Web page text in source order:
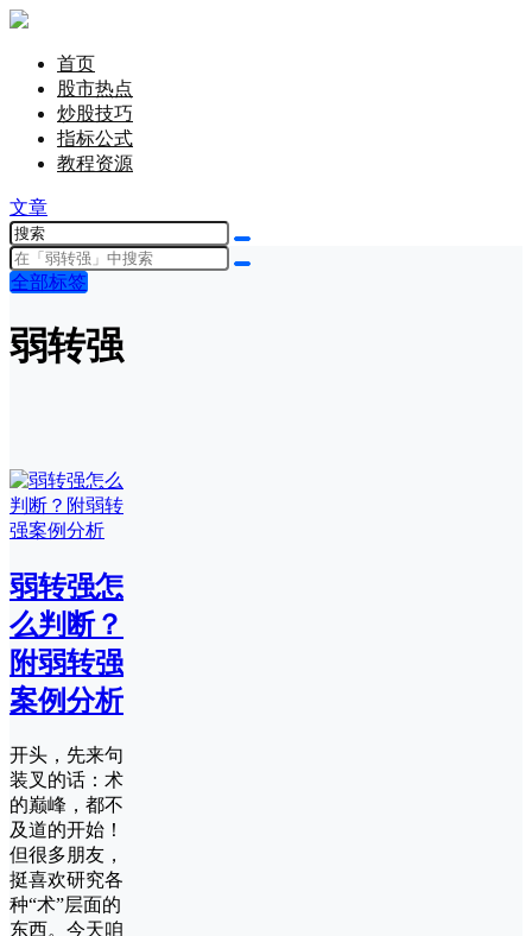
首页
股市热点
炒股技巧
指标公式
教程资源
文章
全部标签
弱转强
弱转强怎
么判断？
附弱转强
案例分析
开头，先来句
装叉的话：术
的巅峰，都不
及道的开始！
但很多朋友，
挺喜欢研究各
种“术”层面的
东西。今天咱